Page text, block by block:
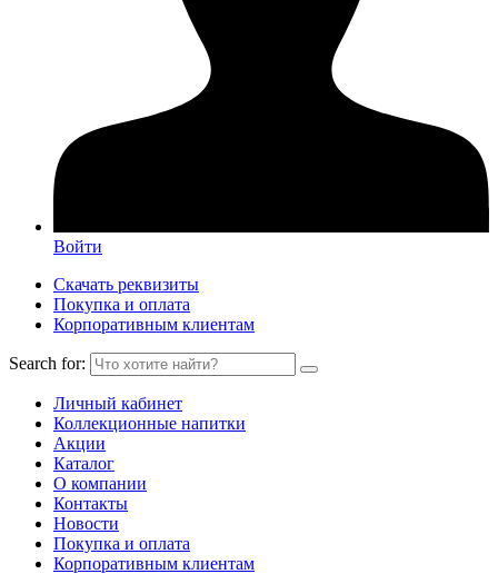
Войти
Скачать реквизиты
Покупка и оплата
Корпоративным клиентам
Search for:
Личный кабинет
Коллекционные напитки
Акции
Каталог
О компании
Контакты
Новости
Покупка и оплата
Корпоративным клиентам